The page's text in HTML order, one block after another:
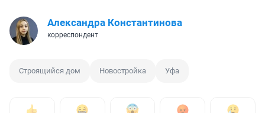
Александра Константинова
корреспондент
Строящийся дом Новостройка Уфа